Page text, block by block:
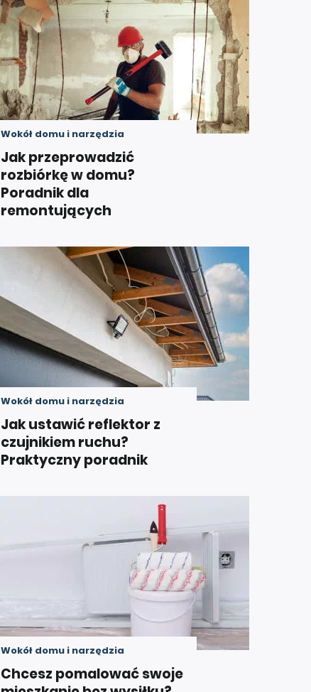
Wokół domu i narzędzia
Jak przeprowadzić
rozbiórkę w domu?
Poradnik dla
remontujących
Wokół domu i narzędzia
Jak ustawić reflektor z
czujnikiem ruchu?
Praktyczny poradnik
Wokół domu i narzędzia
Chcesz pomalować swoje